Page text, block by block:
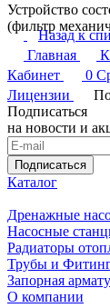
Устройство
(фильтр
постфильтр-
25 л/мин.
Для
керамическим
Трех
поддержания
занимает много
При длительном
отключать
Назад к
Главная
Кабинет
0
Лицензии
Подписаться
на новости и
Подписаться
Каталог
Дренажные
Насосные
Радиаторы
Трубы и
Запорная
О компании